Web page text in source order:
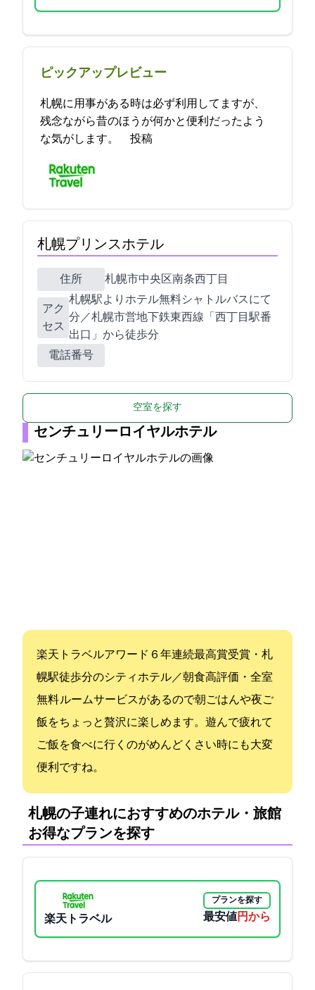
ピックアップレビュー
札幌に用事がある時は必ず利用してますが、
残念ながら昔のほうが何かと便利だったよう
な気がします。 2021-12-07 00:15:52投稿
札幌プリンスホテル
住所 札幌市中央区南2条西11丁目
アク
セス
JR札幌駅よりホテル無料シャトルバスにて20
分／札幌市営地下鉄東西線「西11丁目駅2番
出口」から徒歩3分
電話番号
空室を探す
センチュリーロイヤルホテル
楽天トラベルアワード６年連続最高賞受賞・札
幌駅徒歩2分のシティホテル／朝食高評価・全室Wi-Fi
無料 ルームサービスがあるので朝ごはんや夜ご
飯をちょっと贅沢に楽しめます。遊んで疲れて
ご飯を食べに行くのがめんどくさい時にも大変
便利ですね。
札幌の子連れにおすすめのホテル・旅館:
お得なプランを探す
楽天トラベル
プランを探す
最安値2000円から